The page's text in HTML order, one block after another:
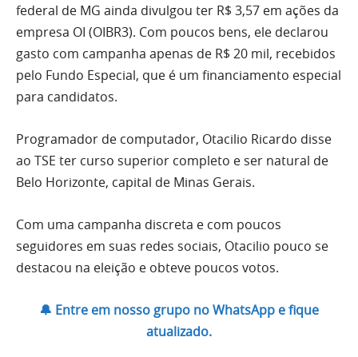
federal de MG ainda divulgou ter R$ 3,57 em ações da
empresa OI (OIBR3). Com poucos bens, ele declarou
gasto com campanha apenas de R$ 20 mil, recebidos
pelo Fundo Especial, que é um financiamento especial
para candidatos.
Programador de computador, Otacilio Ricardo disse
ao TSE ter curso superior completo e ser natural de
Belo Horizonte, capital de Minas Gerais.
Com uma campanha discreta e com poucos
seguidores em suas redes sociais, Otacilio pouco se
destacou na eleição e obteve poucos votos.
🔔 Entre em nosso grupo no WhatsApp e fique
atualizado.